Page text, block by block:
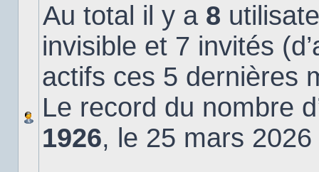
Au total il y a 8
invisible et 7 invités
actifs ces 5 dernières
Le record du nombre
1926, le 25 mars 2026